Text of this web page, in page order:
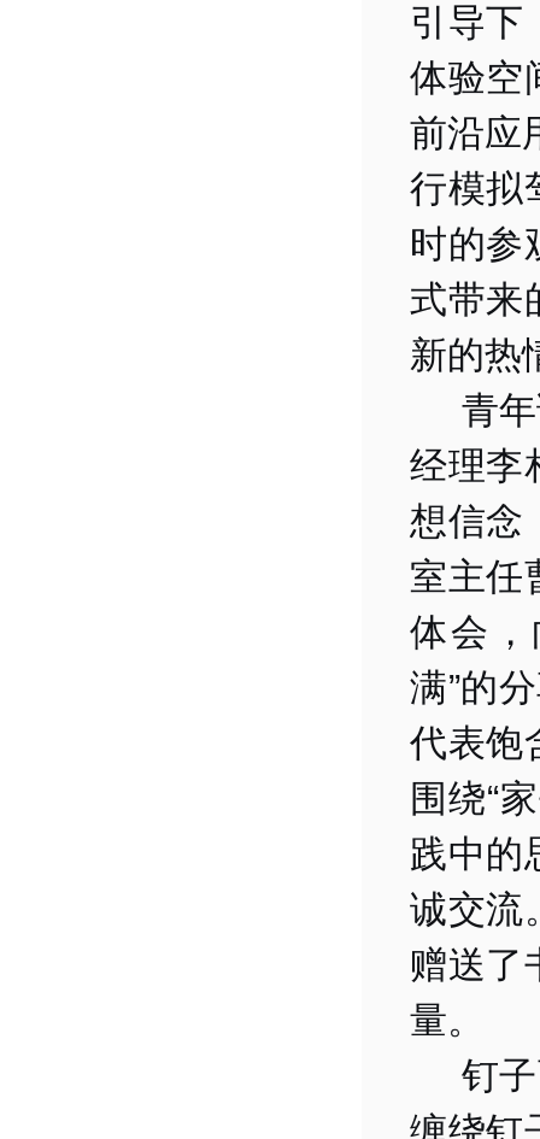
引导下
体验空
前沿应
行模拟
时的参
式带来
新的热
青
经理李
想信念
室主任
体会，
满”的
代表饱
围绕“
践中的
诚交流
赠送了
量。
钉